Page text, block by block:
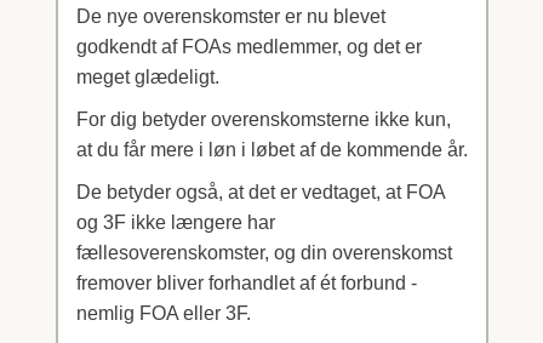
De nye overenskomster er nu blevet
godkendt af FOAs medlemmer, og det er
meget glædeligt.
For dig betyder overenskomsterne ikke kun,
at du får mere i løn i løbet af de kommende år.
De betyder også, at det er vedtaget, at FOA
og 3F ikke længere har
fællesoverenskomster, og din overenskomst
fremover bliver forhandlet af ét forbund -
nemlig FOA eller 3F.